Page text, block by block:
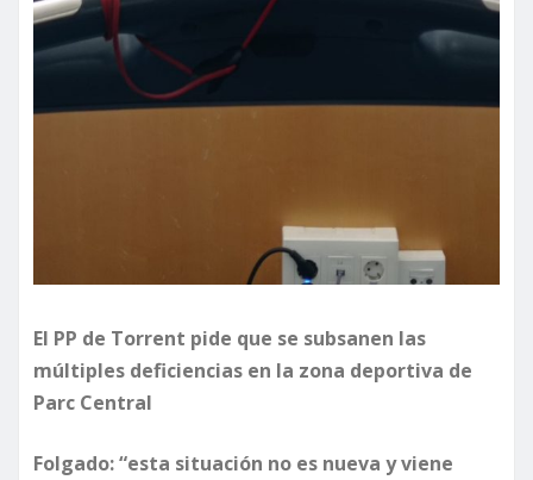
El PP de Torrent pide que se subsanen las
múltiples deficiencias en la zona deportiva de
Parc Central
Folgado: “esta situación no es nueva y viene